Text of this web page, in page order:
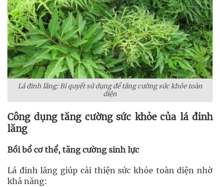
Lá đinh lăng: Bí quyết sử dụng để tăng cường sức khỏe toàn
diện
Công dụng tăng cường sức khỏe của lá đinh
lăng
Bồi bổ cơ thể, tăng cường sinh lực
Lá đinh lăng giúp cải thiện sức khỏe toàn diện nhờ
khả năng: